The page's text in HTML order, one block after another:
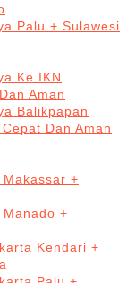
Palu + Sulawesi
Ke IKN
Aman
Balikpapan
Dan Aman
+
+
Kendari +